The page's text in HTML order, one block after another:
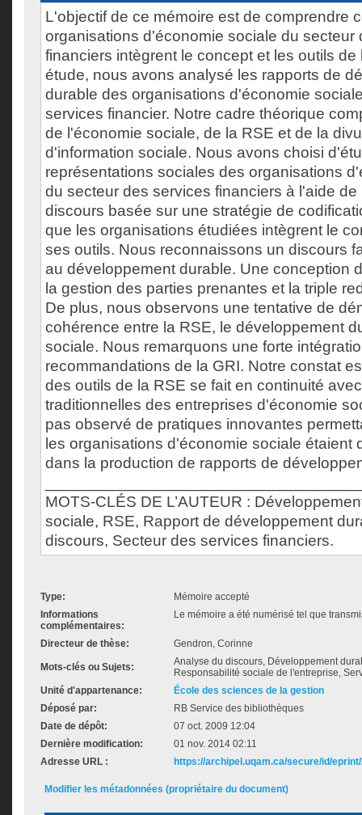
L'objectif de ce mémoire est de comprendre
organisations d'économie sociale du secteur
financiers intègrent le concept et les outils
étude, nous avons analysé les rapports de
durable des organisations d'économie
services financier. Notre cadre théorique
de l'économie sociale, de la RSE et de la
d'information sociale. Nous avons choisi
représentations sociales des organisations
du secteur des services financiers à l'aide
discours basée sur une stratégie de
que les organisations étudiées intègrent le
ses outils. Nous reconnaissons un discours
au développement durable. Une conception
la gestion des parties prenantes et la triple
De plus, nous observons une tentative de
cohérence entre la RSE, le développement
sociale. Nous remarquons une forte
recommandations de la GRI. Notre constat
des outils de la RSE se fait en continuité
traditionnelles des entreprises d'économie
pas observé de pratiques innovantes
les organisations d'économie sociale étaient
dans la production de rapports de
MOTS-CLÉS DE L’AUTEUR :
sociale, RSE, Rapport de développement
discours, Secteur des services financiers.
Type:
Mémoire accepté
Informations
complémentaires:
Le mémoire a été numérisé tel que
Directeur de thèse: Gendron, Corinne
Mots-clés ou Sujets:
Analyse du discours, Développement
Responsabilité sociale de l'entreprise,
Unité d'appartenance:
École des sciences de la gestion
Déposé par:
RB Service des bibliothèques
Date de dépôt:
07 oct. 2009 12:04
Dernière modification:
01 nov. 2014 02:11
Adresse URL :
https://archipel.uqam.ca/secure/id/
Modifier les métadonnées (propriétaire du document)